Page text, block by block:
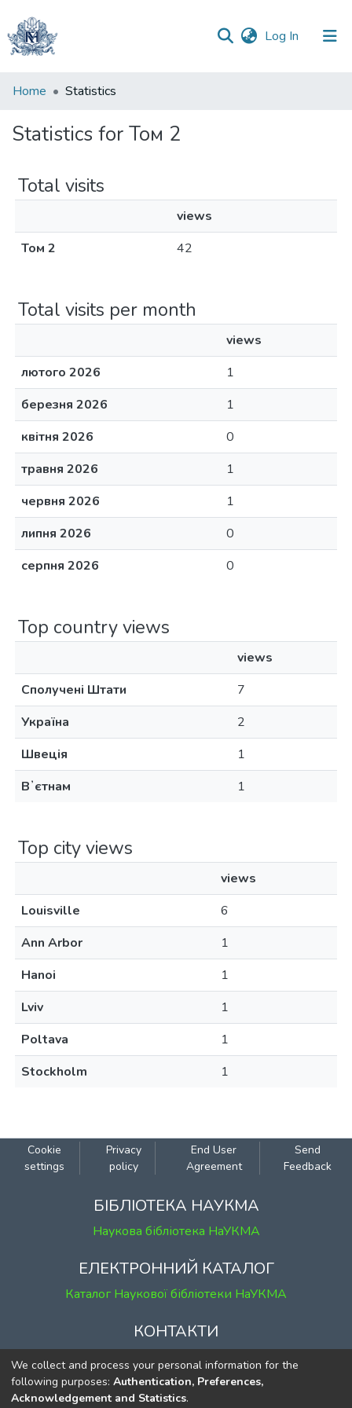
Log In (current)
Communities
Collections
Home Statistics
Statistics for Том 2
Total visits
views
Том 2
42
Total visits per month
views
лютого 2026
1
березня 2026
1
квітня 2026
0
травня 2026
1
червня 2026
1
липня 2026
0
серпня 2026
0
Top country views
views
Сполучені Штати
7
Україна
2
Швеція
1
Вʼєтнам
1
Top city views
views
Louisville
6
Ann Arbor
1
Hanoi
1
Lviv
1
Poltava
1
Stockholm
1
Cookie
settings
Privacy
policy
End User
Agreement
Send
Feedback
БІБЛІОТЕКА НАУКМА
Наукова бібліотека НаУКМА
ЕЛЕКТРОННИЙ КАТАЛОГ
Каталог Наукової бібліотеки НаУКМА
КОНТАКТИ
м. Київ, вул. Григорія Сковороди, 2
к. 1, к. 120
тел. (044) 463-69-31
We collect and process your personal information for the
following purposes: Authentication, Preferences,
Acknowledgement and Statistics.